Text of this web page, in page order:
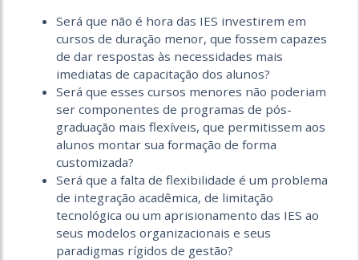
Será que não é hora das IES investirem em
cursos de duração menor, que fossem capazes
de dar respostas às necessidades mais
imediatas de capacitação dos alunos?
Será que esses cursos menores não poderiam
ser componentes de programas de pós-
graduação mais flexíveis, que permitissem aos
alunos montar sua formação de forma
customizada?
Será que a falta de flexibilidade é um problema
de integração acadêmica, de limitação
tecnológica ou um aprisionamento das IES ao
seus modelos organizacionais e seus
paradigmas rígidos de gestão?